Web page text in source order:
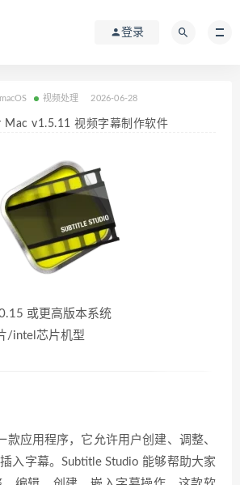
登录
macOS 视频处理 2026-06-28
v1.5.11 视频字幕制作软件
或更高版本系统
/intel芯片机型
款应用程序，它允许用户创建、调整、
入字幕。Subtitle Studio 能够帮助大家